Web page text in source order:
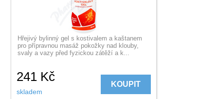
Hřejivý bylinný gel s kostivalem a kaštanem
pro přípravnou masáž pokožky nad klouby,
svaly a vazy před fyzickou zátěží a k...
241 Kč
skladem
KOUPIT